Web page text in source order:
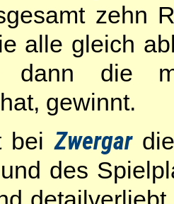
zehn
alle gleich
dann die
gewinnt.
beiZwergardie
des